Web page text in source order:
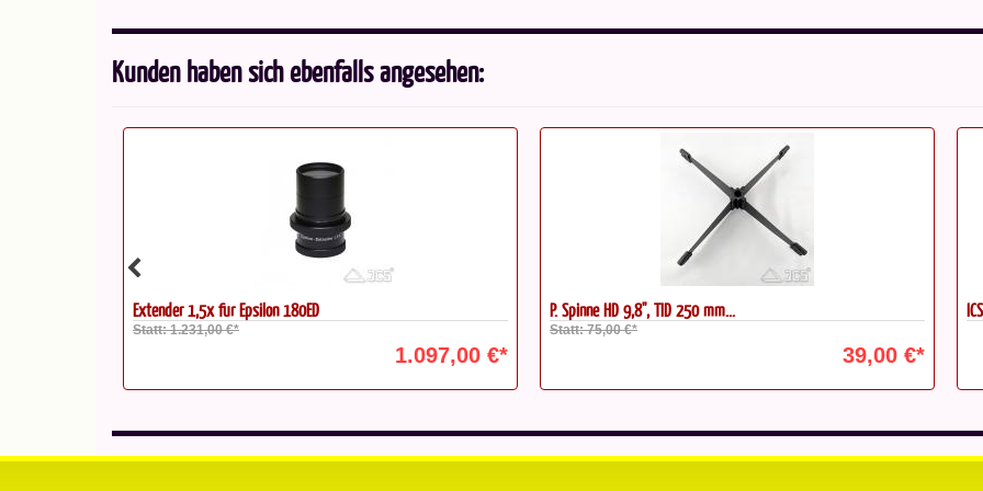
Kunden haben sich ebenfalls angesehen:
P. Spinne HD 9,8'', TID 250 mm...
Statt: 75,00 €*
39,00 €*
ICS 3" Schwalbenschwanzschiene...
249,00 €*